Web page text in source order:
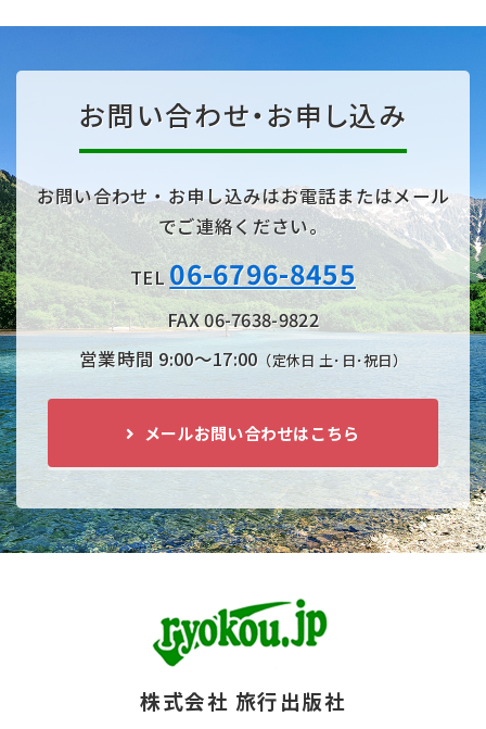
お問い合わせ・お申し込み
お問い合わせ・お申し込みはお電話またはメール
でご連絡ください。
TEL 06-6796-8455
FAX 06-7638-9822
営業時間 9:00〜17:00（定休日 土･日･祝日）
メールお問い合わせはこちら
株式会社 旅行出版社